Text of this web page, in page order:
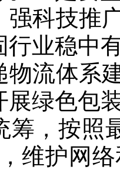
强科技推
行业稳中
物流体系
展绿色包
筹，按照
维护网